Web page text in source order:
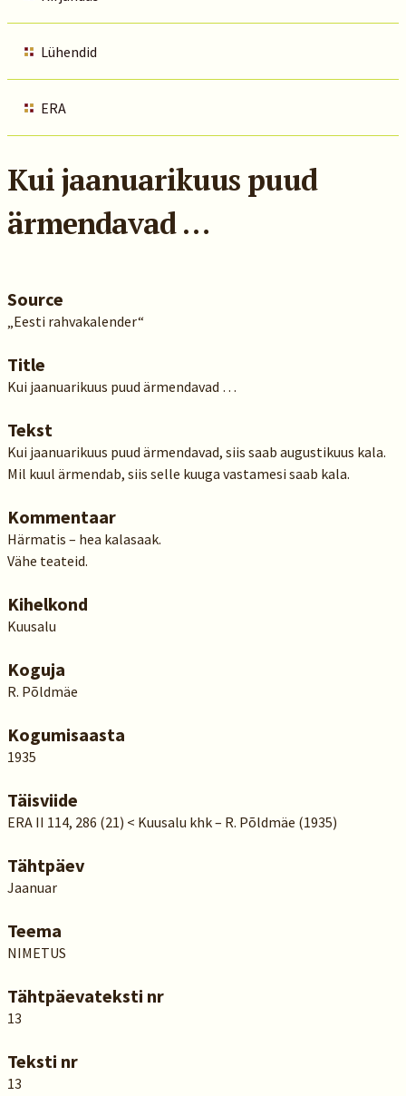
Lühendid
ERA
Kui jaanuarikuus puud
ärmendavad …
Source
„Eesti rahvakalender“
Title
Kui jaanuarikuus puud ärmendavad …
Tekst
Kui jaanuarikuus puud ärmendavad, siis saab augustikuus kala.
Mil kuul ärmendab, siis selle kuuga vastamesi saab kala.
Kommentaar
Härmatis – hea kalasaak.
Vähe teateid.
Kihelkond
Kuusalu
Koguja
R. Põldmäe
Kogumisaasta
1935
Täisviide
ERA II 114, 286 (21) < Kuusalu khk – R. Põldmäe (1935)
Tähtpäev
Jaanuar
Teema
NIMETUS
Tähtpäevateksti nr
13
Teksti nr
13